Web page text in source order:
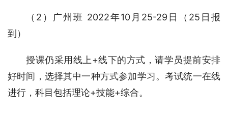
（2）广州班 2022年10月25-29日（25日报
到）
授课仍采用线上+线下的方式，请学员提前安排
好时间，选择其中一种方式参加学习。考试统一在线
进行，科目包括理论+技能+综合。